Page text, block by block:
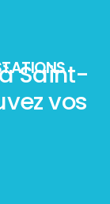
Saint-
vos